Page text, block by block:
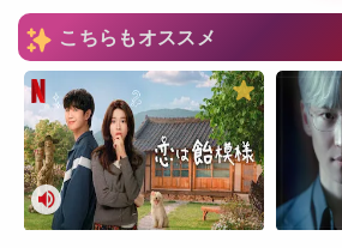
こちらもオススメ